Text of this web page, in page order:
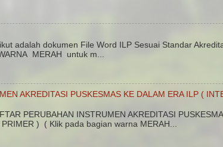
adalah dokumen File Word ILP Sesuai Standar
MERAH untuk m...
AKREDITASI PUSKESMAS KE DALAM ERA ILP (
PERUBAHAN INSTRUMEN AKREDITASI
PRIMER ) ( Klik pada bagian warna MERAH...